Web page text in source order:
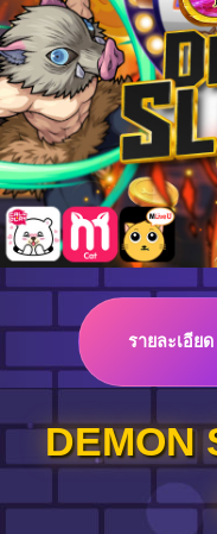
Help
Support
Language
:
Log in
Top up
รายละเอียด
DEMON